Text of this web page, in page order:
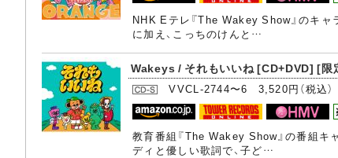
NHK Eテレ『The Wakey Show』のキ
に加え、こっちのけんと…
Wakeys / それもいいね [CD+DVD] [限
VVCL-2744〜6 3,520円（税込
教育番組『The Wakey Show』の番組キ
ディと優しい歌詞で、子ど…